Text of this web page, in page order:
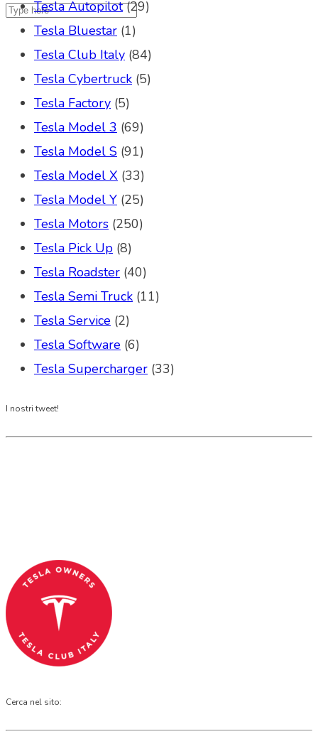
Tesla Autopilot(29)
Tesla Bluestar (1)
Tesla Club Italy (84)
Tesla Cybertruck (5)
Tesla Factory (5)
Tesla Model 3 (69)
Tesla Model S (91)
Tesla Model X (33)
Tesla Model Y (25)
Tesla Motors (250)
Tesla Pick Up (8)
Tesla Roadster (40)
Tesla Semi Truck (11)
Tesla Service (2)
Tesla Software (6)
Tesla Supercharger (33)
I nostri tweet!
Cerca nel sito: